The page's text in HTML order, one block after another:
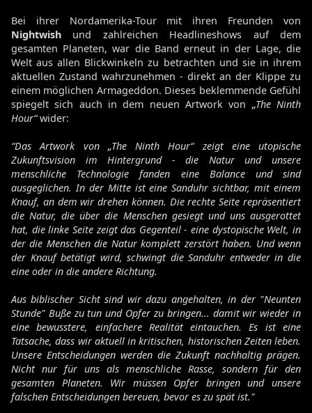
Bei ihrer Nordamerika-Tour mit ihren Freunden von
Nightwish und zahlreichen Headlineshows auf dem
gesamten Planeten, war die Band erneut in der Lage, die
Welt aus allen Blickwinkeln zu betrachten und sie in ihrem
aktuellen Zustand wahrzunehmen - direkt an der Klippe zu
einem möglichen Armageddon. Dieses beklemmende Gefühl
spiegelt sich auch in dem neuen Artwork von „The Ninth
Hour“wider:
“Das Artwork von „The Ninth Hour“ zeigt eine utopische
Zukunftsvision im Hintergrund - die Natur und unsere
menschliche Technologie fanden eine Balance und sind
ausgeglichen. In der Mitte ist eine Sanduhr sichtbar, mit einem
Knauf, an dem wir drehen können. Die rechte Seite repräsentiert
die Natur, die über die Menschen gesiegt und uns ausgerottet
hat, die linke Seite zeigt das Gegenteil - eine dystopische Welt, in
der die Menschen die Natur komplett zerstört haben. Und wenn
der Knauf betätigt wird, schwingt die Sanduhr entweder in die
eine oder in die andere Richtung.
Aus biblischer Sicht sind wir dazu angehalten, in der "Neunten
Stunde" Buße zu tun und Opfer zu bringen... damit wir wieder in
eine bewusstere, einfachere Realität eintauchen. Es ist eine
Tatsache, dass wir aktuell in kritischen, historischen Zeiten leben.
Unsere Entscheidungen werden die Zukunft nachhaltig prägen.
Nicht nur für uns als menschliche Rasse, sondern für den
gesamten Planeten. Wir müssen Opfer bringen und unsere
falschen Entscheidungen bereuen, bevor es zu spät ist."